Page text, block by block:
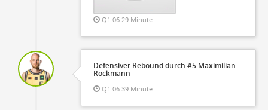
Q1 06:29 Minute
Defensiver Rebound durch #5 Maximilian
Rockmann
Q1 06:39 Minute